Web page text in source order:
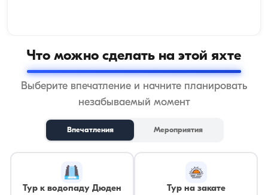
Что можно сделать на этой яхте
Выберите впечатление и начните планировать
незабываемый момент
Впечатления Мероприятия
Тур к водопаду Дюден
Тур на закате